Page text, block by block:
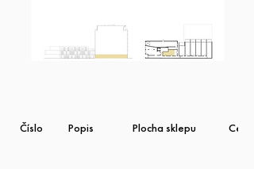
Číslo Popis Plocha sklepu Cena